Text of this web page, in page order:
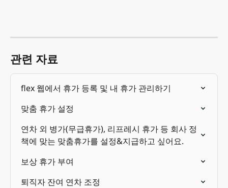
관련 자료
flex 웹에서 휴가 등록 및 내 휴가 관리하기
맞춤 휴가 설정
연차 외 병가(무급휴가), 리프레시 휴가 등 회사 정
책에 맞는 맞춤휴가를 설정&지급하고 싶어요.
보상 휴가 부여
퇴직자 잔여 연차 조정